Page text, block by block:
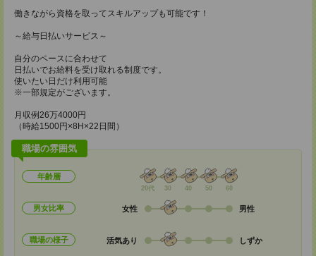
働きながら資格を取ってスキルアップも可能です！
～給与日払いサービス～
自分のペースに合わせて
日払いでお給料を受け取れる制度です。
使いたい日だけ利用可能
※一部規定がございます。
月収例26万4000円
（時給1500円×8H×22日間）
職場の雰囲気
年齢層
20代 30 40 50 60
男女比率 女性 男性
職場の様子 活気あり しずか